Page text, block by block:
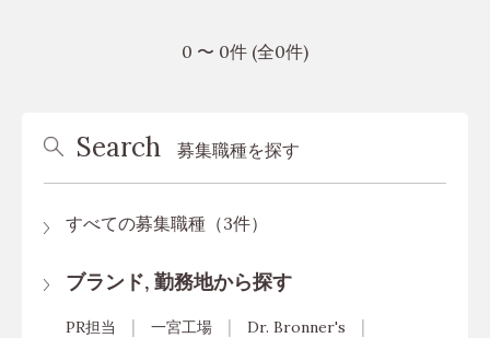
0 〜 0件 (全0件)
Search 募集職種を探す
すべての募集職種（3件）
ブランド, 勤務地から探す
PR担当 一宮工場
Dr. Bronner's